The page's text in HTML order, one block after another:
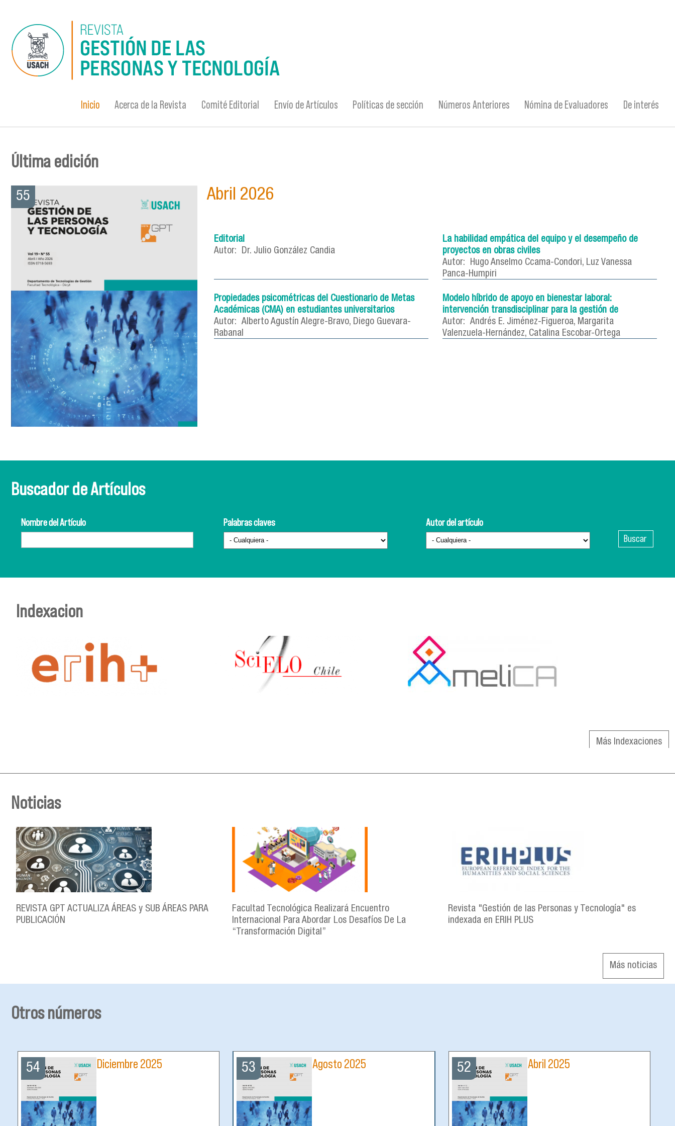
Inicio Acerca de la Revista Comité Editorial Envío de Artículos Políticas de sección Números Anteriores Nómina de Evaluadores De interés
Última edición
55 Abril 2026
Editorial
Autor:
Dr. Julio González Candia
La habilidad empática del equipo y el desempeño de
proyectos en obras civiles
Autor:
Hugo Anselmo Ccama-Condori, Luz Vanessa
Panca-Humpiri
Propiedades psicométricas del Cuestionario de Metas
Académicas (CMA) en estudiantes universitarios
Autor: Alberto Agustín Alegre-Bravo, Diego Guevara-
Rabanal
Modelo híbrido de apoyo en bienestar laboral:
intervención transdisciplinar para la gestión de
Autor: Andrés E. Jiménez-Figueroa, Margarita
Valenzuela-Hernández, Catalina Escobar-Ortega
Buscador de Artículos
Nombre del Artículo Palabras claves Autor del artículo
Indexacion
Más Indexaciones
Noticias
REVISTA GPT ACTUALIZA ÁREAS y SUB ÁREAS PARA
PUBLICACIÓN
Facultad Tecnológica Realizará Encuentro
Internacional Para Abordar Los Desafíos De La
“Transformación Digital”
Revista "Gestión de las Personas y Tecnología" es
indexada en ERIH PLUS
Más noticias
Otros números
54 Diciembre 2025 53 Agosto 2025 52 Abril 2025